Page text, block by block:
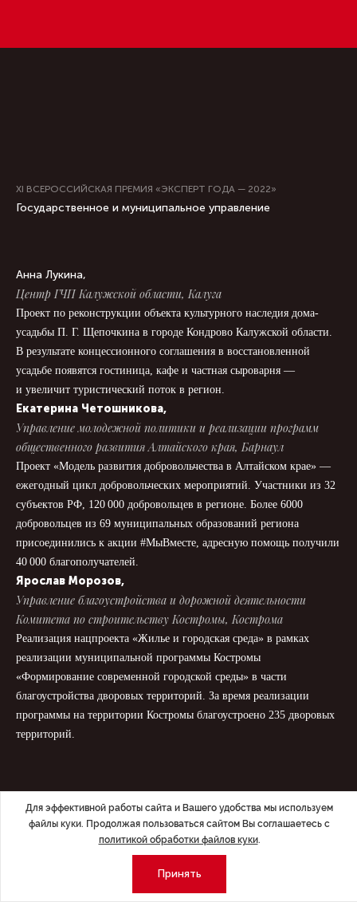
XI ВСЕРОССИЙСКАЯ ПРЕМИЯ «ЭКСПЕРТ ГОДА — 2022»
Государственное и муниципальное управление
Анна Лукина,
Центр ГЧП Калужской области, Калуга
Проект по реконструкции объекта культурного наследия дома-
усадьбы П. Г. Щепочкина в городе Кондрово Калужской области.
В результате концессионного соглашения в восстановленной
усадьбе появятся гостиница, кафе и частная сыроварня —
и увеличит туристический поток в регион.
Екатерина Четошникова,
Управление молодежной политики и реализации программ
общественного развития Алтайского края, Барнаул
Проект «Модель развития добровольчества в Алтайском крае» —
ежегодный цикл добровольческих мероприятий. Участники из 32
субъектов РФ, 120 000 добровольцев в регионе. Более 6000
добровольцев из 69 муниципальных образований региона
присоединились к акции #МыВместе, адресную помощь получили
40 000 благополучателей.
Ярослав Морозов,
Управление благоустройства и дорожной деятельности
Комитета по строительству Костромы, Кострома
Реализация нацпроекта «Жилье и городская среда» в рамках
реализации муниципальной программы Костромы
«Формирование современной городской среды» в части
благоустройства дворовых территорий. За время реализации
программы на территории Костромы благоустроено 235 дворовых
территорий.
Для эффективной работы сайта и Вашего удобства мы используем
файлы куки. Продолжая пользоваться сайтом Вы соглашаетесь с
политикой обработки файлов куки.
Принять